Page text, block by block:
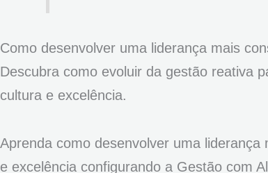
Como desenvolver uma liderança mais
Descubra como evoluir da gestão reativa
cultura e excelência.
Aprenda como desenvolver uma
e excelência configurando a Gestão com